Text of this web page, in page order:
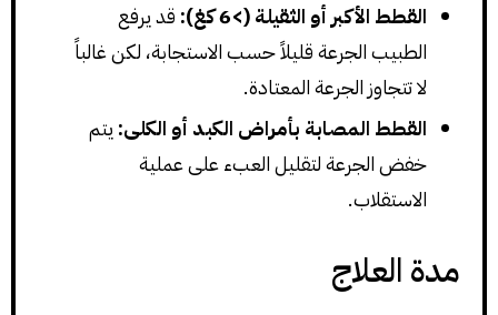
القطط الأكبر أو الثقيلة (>6 كغ):
قد يرفع
الطبيب الجرعة قليلاً حسب الاستجابة، لكن غالباً
لا تتجاوز الجرعة المعتادة.
القطط المصابة بأمراض الكبد أو الكلى: يتم
خفض الجرعة لتقليل العبء على عملية
الاستقلاب.
مدة العلاج